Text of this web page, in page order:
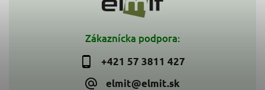
Zákaznícka podpora:
+421 57 3811 427
elmit@elmit.sk